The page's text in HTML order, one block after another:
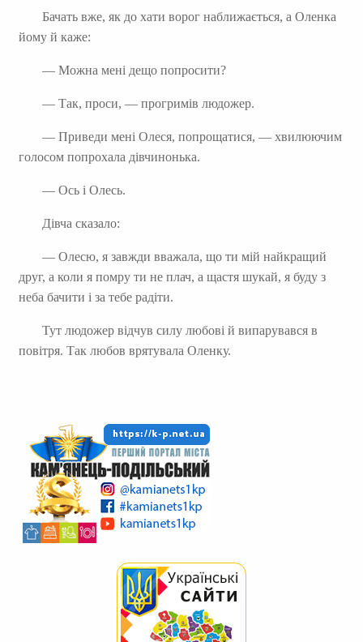
Бачать вже, як до хати ворог наближається, а Оленка
йому й каже:
— Можна мені дещо попросити?
— Так, проси, — прогримів людожер.
— Приведи мені Олеся, попрощатися, — хвилюючим
голосом попрохала дівчинонька.
— Ось і Олесь.
Дівча сказало:
— Олесю, я завжди вважала, що ти мій найкращий
друг, а коли я помру ти не плач, а щастя шукай, я буду з
неба бачити і за тебе радіти.
Тут людожер відчув силу любові й випарувався в
повітря. Так любов врятувала Оленку.